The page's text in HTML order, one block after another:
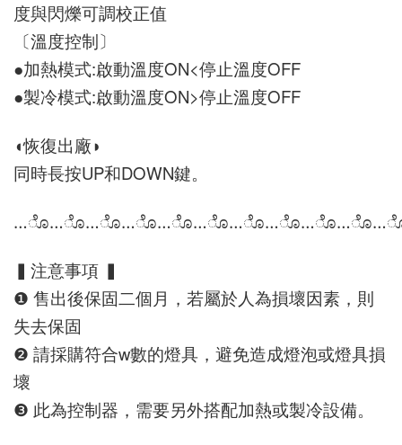
度與閃爍可調校正值
〔溫度控制〕
●加熱模式:啟動溫度ON<停止溫度OFF
●製冷模式:啟動溫度ON>停止溫度OFF
◖恢復出廠◗
同時長按UP和DOWN鍵。
▍注意事項 ▍
❶ 售出後保固二個月，若屬於人為損壞因素，則
失去保固
❷ 請採購符合w數的燈具，避免造成燈泡或燈具損
壞
❸ 此為控制器，需要另外搭配加熱或製冷設備。